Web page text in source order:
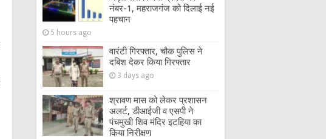
नंबर-1, महराजगंज को दिलाई नई
पहचान
5 hours ago
वारंटी गिरफ्तार, चौक पुलिस ने
दबिश देकर किया गिरफ्तार
3 days ago
श्रावण मास को लेकर प्रशासन
अलर्ट, डीआईजी व एसपी ने
पंचमुखी शिव मंदिर इटहिया का
किया निरीक्षण